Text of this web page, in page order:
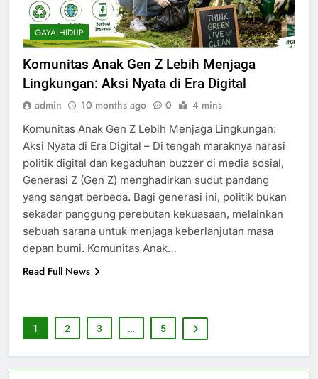
GAYA HIDUP
Komunitas Anak Gen Z Lebih Menjaga
Lingkungan: Aksi Nyata di Era Digital
admin 10 months ago 0 4 mins
Komunitas Anak Gen Z Lebih Menjaga Lingkungan:
Aksi Nyata di Era Digital – Di tengah maraknya narasi
politik digital dan kegaduhan buzzer di media sosial,
Generasi Z (Gen Z) menghadirkan sudut pandang
yang sangat berbeda. Bagi generasi ini, politik bukan
sekadar panggung perebutan kekuasaan, melainkan
sebuah sarana untuk menjaga keberlanjutan masa
depan bumi. Komunitas Anak…
Read Full News
1 2 3 … 5